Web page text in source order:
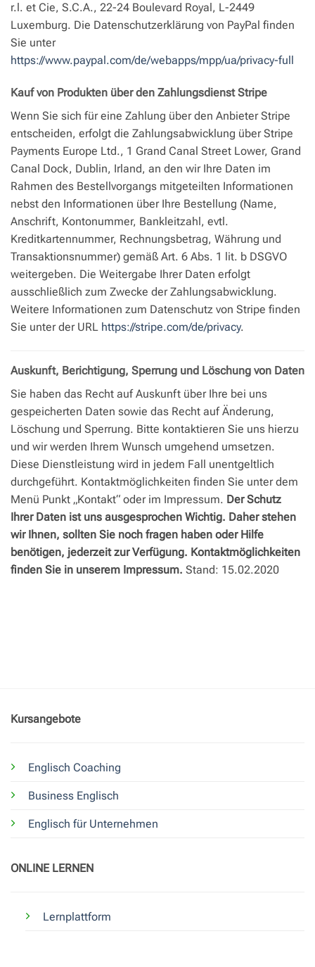
r.l. et Cie, S.C.A., 22-24 Boulevard Royal, L-2449
Luxemburg. Die Datenschutzerklärung von PayPal finden
Sie unter
https://www.paypal.com/de/webapps/mpp/ua/privacy-full
Kauf von Produkten über den Zahlungsdienst Stripe
Wenn Sie sich für eine Zahlung über den Anbieter Stripe
entscheiden, erfolgt die Zahlungsabwicklung über Stripe
Payments Europe Ltd., 1 Grand Canal Street Lower, Grand
Canal Dock, Dublin, Irland, an den wir Ihre Daten im
Rahmen des Bestellvorgangs mitgeteilten Informationen
nebst den Informationen über Ihre Bestellung (Name,
Anschrift, Kontonummer, Bankleitzahl, evtl.
Kreditkartennummer, Rechnungsbetrag, Währung und
Transaktionsnummer) gemäß Art. 6 Abs. 1 lit. b DSGVO
weitergeben. Die Weitergabe Ihrer Daten erfolgt
ausschließlich zum Zwecke der Zahlungsabwicklung.
Weitere Informationen zum Datenschutz von Stripe finden
Sie unter der URL https://stripe.com/de/privacy.
Auskunft, Berichtigung, Sperrung und Löschung von Daten
Sie haben das Recht auf Auskunft über Ihre bei uns
gespeicherten Daten sowie das Recht auf Änderung,
Löschung und Sperrung. Bitte kontaktieren Sie uns hierzu
und wir werden Ihrem Wunsch umgehend umsetzen.
Diese Dienstleistung wird in jedem Fall unentgeltlich
durchgeführt. Kontaktmöglichkeiten finden Sie unter dem
Menü Punkt „Kontakt“ oder im Impressum. Der Schutz
Ihrer Daten ist uns ausgesprochen Wichtig. Daher stehen
wir Ihnen, sollten Sie noch fragen haben oder Hilfe
benötigen, jederzeit zur Verfügung. Kontaktmöglichkeiten
finden Sie in unserem Impressum. Stand: 15.02.2020
Kursangebote
Englisch Coaching
Business Englisch
Englisch für Unternehmen
ONLINE LERNEN
Lernplattform